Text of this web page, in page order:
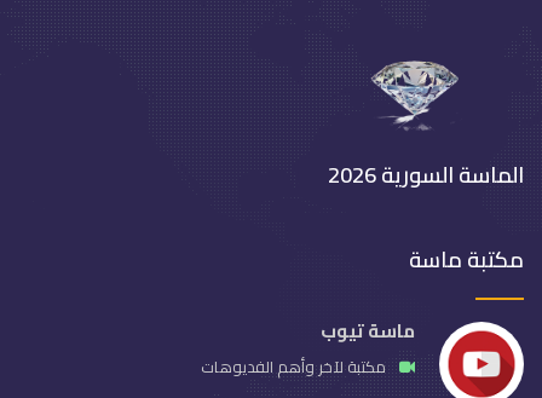
الماسة السورية 2026
مكتبة ماسة
ماسة تيوب
مكتبة لآخر وأهم الفديوهات